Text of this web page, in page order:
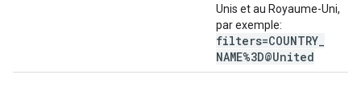
Unis et au Royaume-Uni,
par exemple:
filters=COUNTRY
NAME%3D@United